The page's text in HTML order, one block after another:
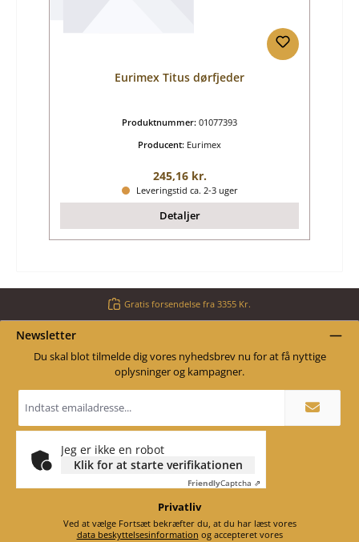
Eurimex Titus dørfjeder
Produktnummer: 01077393
Producent: Eurimex
Almindelig pris:
245,16 kr.
Leveringstid ca. 2-3 uger
Detaljer
Gratis forsendelse fra 3355 Kr.
Newsletter
Du skal blot tilmelde dig vores nyhedsbrev nu for at få nyttige
oplysninger og kampagner.
adresse
Jeg er ikke en robot
Klik for at starte verifikationen
FriendlyCaptcha ⇗
Privatliv
Ved at vælge Fortsæt bekræfter du, at du har læst vores
data beskyttelsesinformation
og accepteret vores